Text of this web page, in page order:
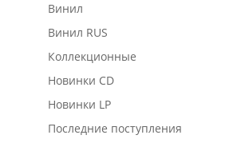
Винил
Винил RUS
Коллекционные
Новинки CD
Новинки LP
Последние поступления